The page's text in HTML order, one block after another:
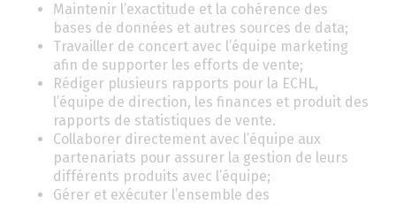
Maintenir l’exactitude et la cohérence des
bases de données et autres sources de data;
Travailler de concert avec l’équipe marketing
afin de supporter les efforts de vente;
Rédiger plusieurs rapports pour la ECHL,
l’équipe de direction, les finances et produit des
rapports de statistiques de vente.
Collaborer directement avec l’équipe aux
partenariats pour assurer la gestion de leurs
différents produits avec l’équipe;
Gérer et exécuter l’ensemble des